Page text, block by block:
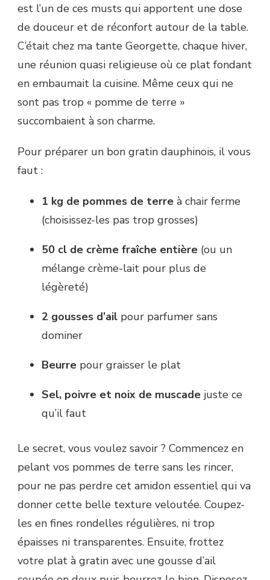
est l’un de ces musts qui apportent une dose
de douceur et de réconfort autour de la table.
C’était chez ma tante Georgette, chaque hiver,
une réunion quasi religieuse où ce plat fondant
en embaumait la cuisine. Même ceux qui ne
sont pas trop « pomme de terre »
succombaient à son charme.
Pour préparer un bon gratin dauphinois, il vous
faut :
1 kg de pommes de terre à chair ferme
(choisissez-les pas trop grosses)
50 cl de crème fraîche entière (ou un
mélange crème-lait pour plus de
légèreté)
2 gousses d’ail pour parfumer sans
dominer
Beurre pour graisser le plat
Sel, poivre et noix de muscade juste ce
qu’il faut
Le secret, vous voulez savoir ? Commencez en
pelant vos pommes de terre sans les rincer,
pour ne pas perdre cet amidon essentiel qui va
donner cette belle texture veloutée. Coupez-
les en fines rondelles régulières, ni trop
épaisses ni transparentes. Ensuite, frottez
votre plat à gratin avec une gousse d’ail